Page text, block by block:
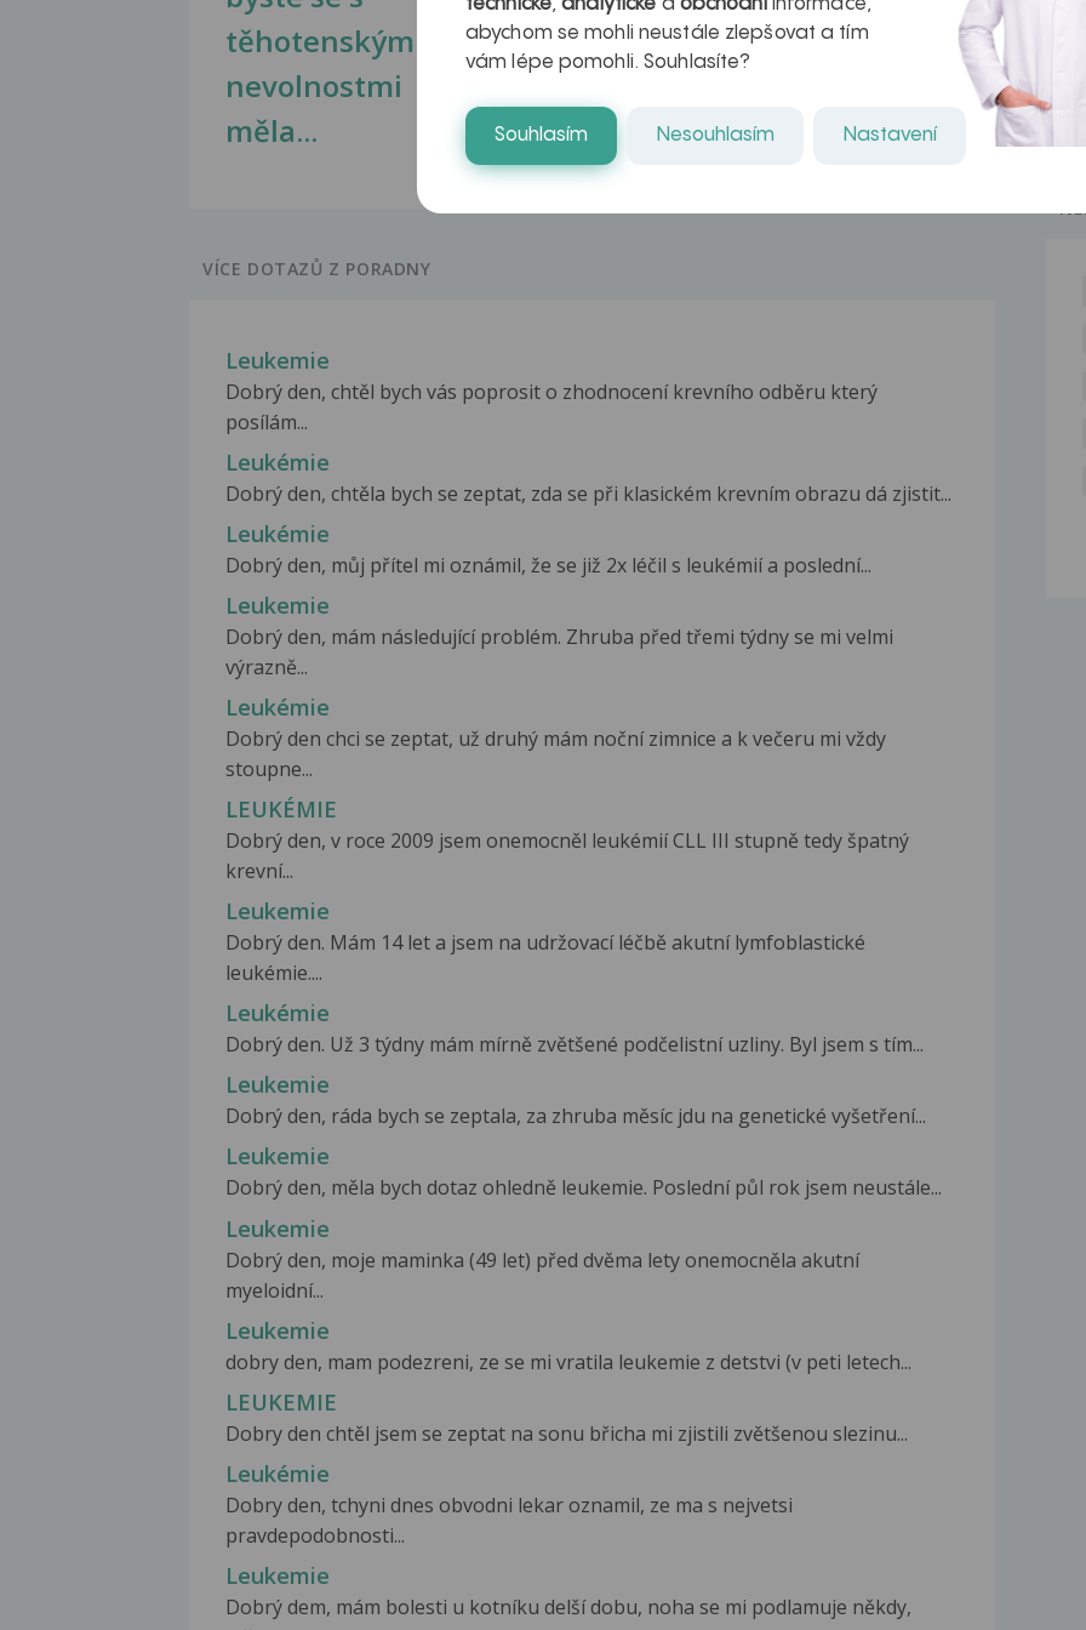
těhotenskými
nevolnostmi
měla...
obrazech
myastenie –
kteří ji...
VÍCE DOTAZŮ Z PORADNY
Leukemie
Dobrý den, chtěl bych vás poprosit o zhodnocení krevního odběru který
posílám...
Leukémie
Dobrý den, chtěla bych se zeptat, zda se při klasickém krevním obrazu dá zjistit...
Leukémie
Dobrý den, můj přítel mi oznámil, že se již 2x léčil s leukémií a poslední...
Leukemie
Dobrý den, mám následující problém. Zhruba před třemi týdny se mi velmi
výrazně...
Leukémie
Dobrý den chci se zeptat, už druhý mám noční zimnice a k večeru mi vždy
stoupne...
LEUKÉMIE
Dobrý den, v roce 2009 jsem onemocněl leukémií CLL III stupně tedy špatný
krevní...
Leukemie
Dobrý den. Mám 14 let a jsem na udržovací léčbě akutní lymfoblastické
leukémie....
Leukémie
Dobrý den. Už 3 týdny mám mírně zvětšené podčelistní uzliny. Byl jsem s tím...
Leukemie
Dobrý den, ráda bych se zeptala, za zhruba měsíc jdu na genetické vyšetření...
Leukemie
Dobrý den, měla bych dotaz ohledně leukemie. Poslední půl rok jsem neustále...
Leukemie
Dobrý den, moje maminka (49 let) před dvěma lety onemocněla akutní
myeloidní...
Leukemie
dobry den, mam podezreni, ze se mi vratila leukemie z detstvi (v peti letech...
LEUKEMIE
Dobry den chtěl jsem se zeptat na sonu břicha mi zjistili zvětšenou slezinu...
Leukémie
Dobry den, tchyni dnes obvodni lekar oznamil, ze ma s nejvetsi
pravdepodobnosti...
Leukemie
Dobrý dem, mám bolesti u kotníku delší dobu, noha se mi podlamuje někdy,
technické,analytické a obchodníinformace,
abychom se mohli neustále zlepšovat a tím
vám lépe pomohli. Souhlasíte?
Souhlasím Nesouhlasím Nastavení